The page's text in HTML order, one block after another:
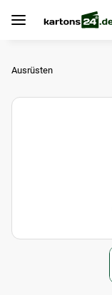
Ausrüsten